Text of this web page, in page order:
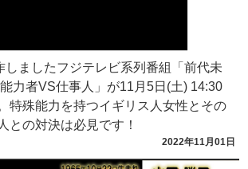
2022年11月01日
しましたフジテレビ系列番組「前代未
力者VS仕事人」が11月5日(土) 14:30
特殊能力を持つイギリス人女性とその
との対決は必見です！